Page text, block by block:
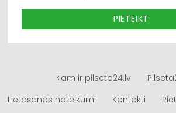
PIETEIKT
Kam ir pilseta24.lv
Lietošanas noteikumi
Kontakti